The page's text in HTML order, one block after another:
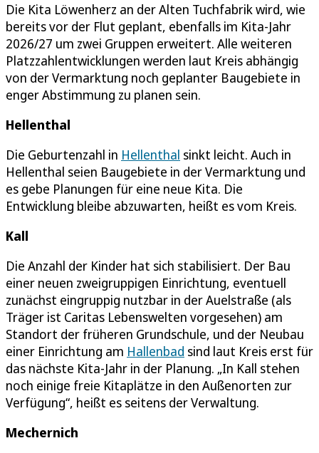
Die Kita Löwenherz an der Alten Tuchfabrik wird, wie
bereits vor der Flut geplant, ebenfalls im Kita-Jahr
2026/27 um zwei Gruppen erweitert. Alle weiteren
Platzzahlentwicklungen werden laut Kreis abhängig
von der Vermarktung noch geplanter Baugebiete in
enger Abstimmung zu planen sein.
Hellenthal
Die Geburtenzahl in Hellenthal sinkt leicht. Auch in
Hellenthal seien Baugebiete in der Vermarktung und
es gebe Planungen für eine neue Kita. Die
Entwicklung bleibe abzuwarten, heißt es vom Kreis.
Kall
Die Anzahl der Kinder hat sich stabilisiert. Der Bau
einer neuen zweigruppigen Einrichtung, eventuell
zunächst eingruppig nutzbar in der Auelstraße (als
Träger ist Caritas Lebenswelten vorgesehen) am
Standort der früheren Grundschule, und der Neubau
einer Einrichtung am Hallenbad sind laut Kreis erst für
das nächste Kita-Jahr in der Planung. „In Kall stehen
noch einige freie Kitaplätze in den Außenorten zur
Verfügung“, heißt es seitens der Verwaltung.
Mechernich